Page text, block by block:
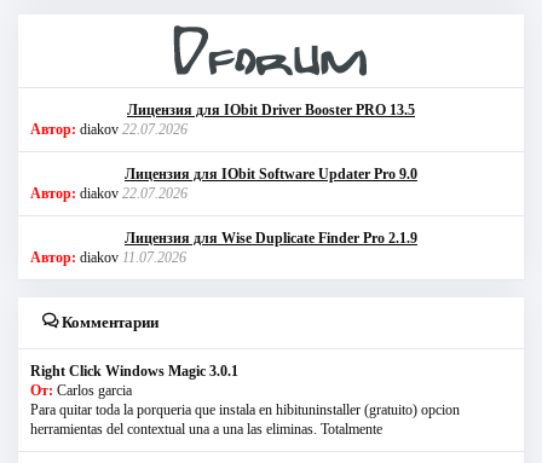
Лицензия для IObit Driver Booster PRO 13.5
Автор: diakov 22.07.2026
Лицензия для IObit Software Updater Pro 9.0
Автор: diakov 22.07.2026
Лицензия для Wise Duplicate Finder Pro 2.1.9
Автор: diakov 11.07.2026
Комментарии
Right Click Windows Magic 3.0.1
От: Carlos garcia
Para quitar toda la porqueria que instala en hibituninstaller (gratuito) opcion
herramientas del contextual una a una las eliminas. Totalmente